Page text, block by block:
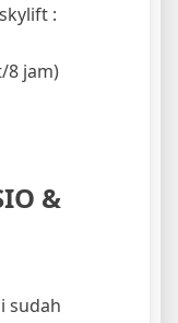
:
8 jam)
&
sudah